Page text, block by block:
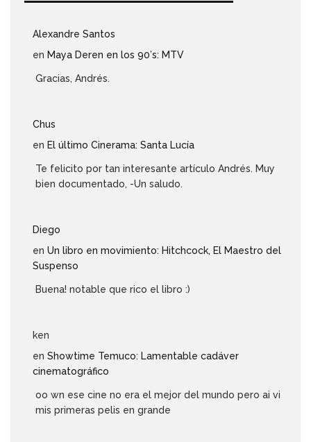
Alexandre Santos
en Maya Deren en los 90′s: MTV
Gracias, Andrés.
Chus
en El último Cinerama: Santa Lucía
Te felicito por tan interesante artículo Andrés. Muy
bien documentado, -Un saludo.
Diego
en Un libro en movimiento: Hitchcock, El Maestro del
Suspenso
Buena! notable que rico el libro :)
ken
en Showtime Temuco: Lamentable cadáver
cinematográfico
oo wn ese cine no era el mejor del mundo pero ai vi
mis primeras pelis en grande